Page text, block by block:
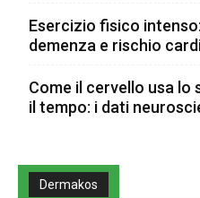
Esercizio fisico
demenza e rischio
Come il cervello usa
il tempo: i dati
Dermakos